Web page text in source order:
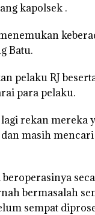
kapolsek .
Batu.
pelaku RJ
para pelaku.
rekan mereka
masih mencari
bermasalah
sempat